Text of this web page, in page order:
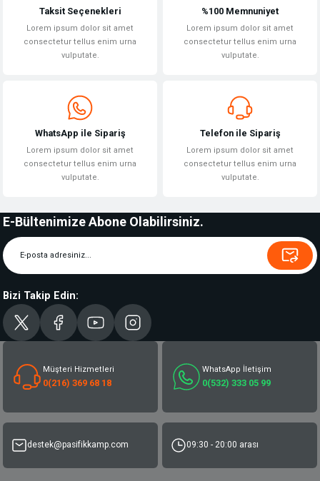
Taksit Seçenekleri
Lorem ipsum dolor sit amet
consectetur tellus enim urna
vulputate.
%100 Memnuniyet
Lorem ipsum dolor sit amet
consectetur tellus enim urna
vulputate.
WhatsApp ile Sipariş
Lorem ipsum dolor sit amet
consectetur tellus enim urna
vulputate.
Telefon ile Sipariş
Lorem ipsum dolor sit amet
consectetur tellus enim urna
vulputate.
E-Bültenimize Abone Olabilirsiniz.
Bizi Takip Edin:
Müşteri Hizmetleri
0(216) 369 68 18
WhatsApp İletişim
0(532) 333 05 99
destek@pasifikkamp.com 09:30 - 20:00 arası